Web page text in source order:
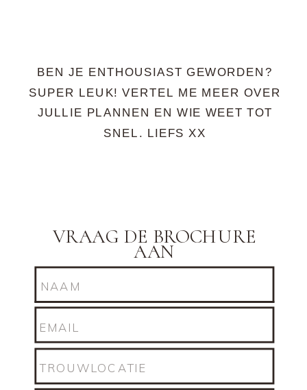
VRAAG DE BROCHURE
AAN
BEN JE ENTHOUSIAST GEWORDEN?
SUPER LEUK! VERTEL ME MEER OVER
JULLIE PLANNEN EN WIE WEET TOT
SNEL. LIEFS XX